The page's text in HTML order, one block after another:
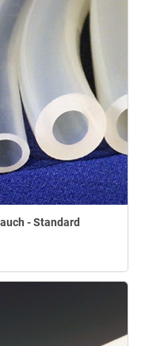
- Standard